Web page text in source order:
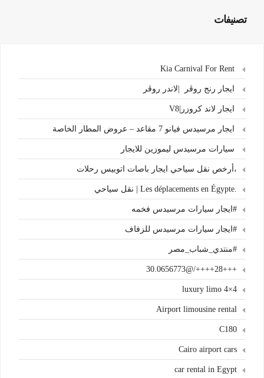
تصنيفات
ايجار رنج روڤر |لاندر روڤر
ايجار لاند كروزر|V8
ايجار مرسيدس فيانو 7 مقاعد – عروض المطار الخاصة
سيارات مرسيدس ليموزين للايجار
،أرخص نقل سياحي ايجار باصات اتوبيس رحلات
.Les déplacements en Égypte | نقل سياحي
#ايجار سيارات مرسيدس فخمه
#ايجار سيارات مرسيدس للزفاف
#منتدي_شباب_مصر
+++28++++/@30.0656773
4×4 luxury limo
Airport limousine rental
C180
Cairo airport cars
car rental in Egypt